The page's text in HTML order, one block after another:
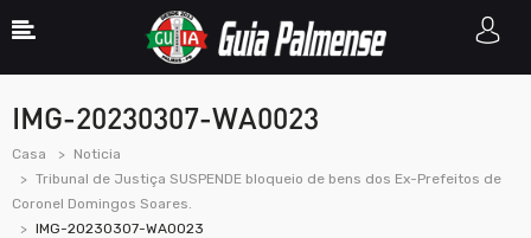
IMG-20230307-WA0023
Casa
Noticia
Tribunal de Justiça SUSPENDE bloqueio de bens dos Ex-Prefeitos de
Coronel Domingos Soares.
IMG-20230307-WA0023